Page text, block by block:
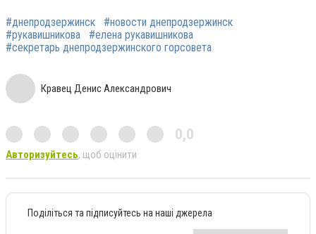
#днепродзержинск
#новости днепродзержинск
#рукавишникова
#елена рукавишникова
#секретарь днепродзержинского горсовета
Кравец Денис Александрович
0,0
Авторизуйтесь, щоб оцінити
Поділіться та підписуйтесь на наші джерела